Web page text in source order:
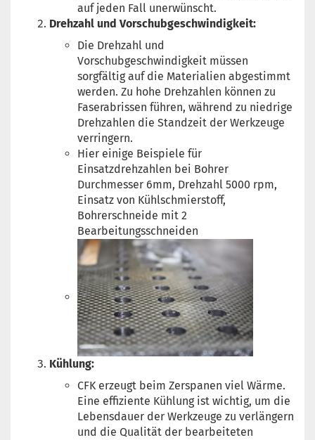
auf jeden Fall unerwünscht.
Drehzahl und Vorschubgeschwindigkeit:
Die Drehzahl und
Vorschubgeschwindigkeit müssen
sorgfältig auf die Materialien abgestimmt
werden. Zu hohe Drehzahlen können zu
Faserabrissen führen, während zu niedrige
Drehzahlen die Standzeit der Werkzeuge
verringern.
Hier einige Beispiele für
Einsatzdrehzahlen bei Bohrer
Durchmesser 6mm, Drehzahl 5000 rpm,
Einsatz von Kühlschmierstoff,
Bohrerschneide mit 2
Bearbeitungsschneiden
Kühlung:
CFK erzeugt beim Zerspanen viel Wärme.
Eine effiziente Kühlung ist wichtig, um die
Lebensdauer der Werkzeuge zu verlängern
und die Qualität der bearbeiteten